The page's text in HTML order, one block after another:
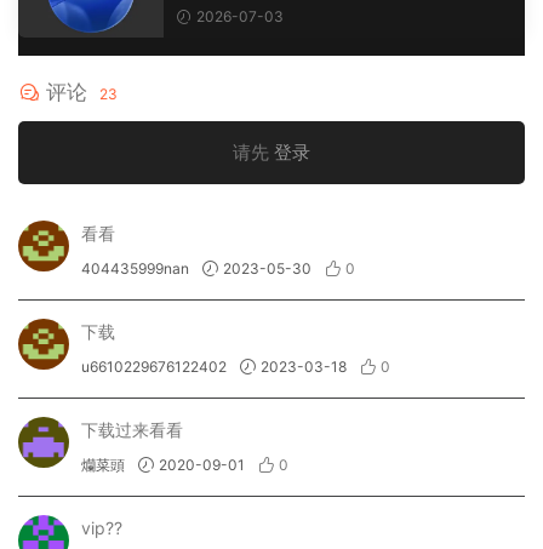
2026-07-03
评论 23
请先 登录
看看
404435999nan 2023-05-30 0
下载
u6610229676122402 2023-03-18 0
下载过来看看
爤菜頭 2020-09-01 0
vip??